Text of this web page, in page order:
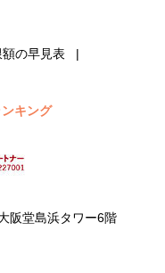
の早見表
キング
阪堂島浜タワー6階